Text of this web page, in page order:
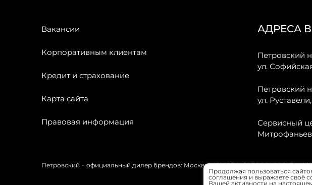
Вакансии
Корпоративным клиентам
Кредит и страхование
Карта сайта
Правовая информация
АДРЕСА
Петровский
ул.
Петровский
ул.
Сервисный
Петровский − официальный дилер брендов: Москвич, OMODA, JAECOO, GAC,
Продолжая пользоваться
соглашения и выражаете своё
Вашей активности на